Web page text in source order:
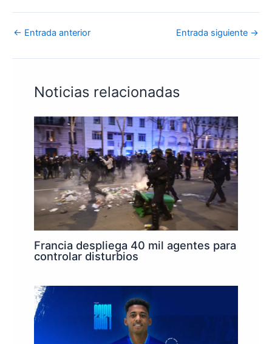
← Entrada anterior Entrada siguiente →
Noticias relacionadas
Francia despliega 40 mil agentes para
controlar disturbios